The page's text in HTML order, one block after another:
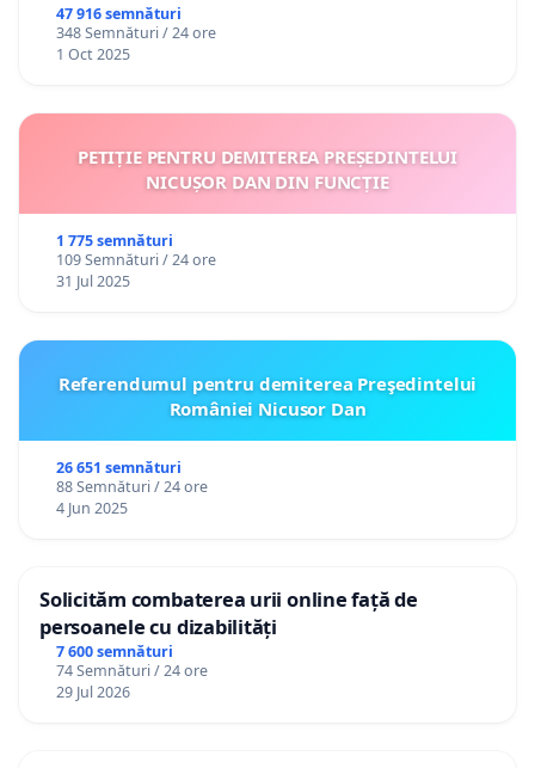
47 916 semnături
348 Semnături / 24 ore
1 Oct 2025
PETIȚIE PENTRU DEMITEREA PREȘEDINTELUI
NICUȘOR DAN DIN FUNCȚIE
1 775 semnături
109 Semnături / 24 ore
31 Jul 2025
Referendumul pentru demiterea Preşedintelui
României Nicusor Dan
26 651 semnături
88 Semnături / 24 ore
4 Jun 2025
Solicităm combaterea urii online față de
persoanele cu dizabilități
7 600 semnături
74 Semnături / 24 ore
29 Jul 2026